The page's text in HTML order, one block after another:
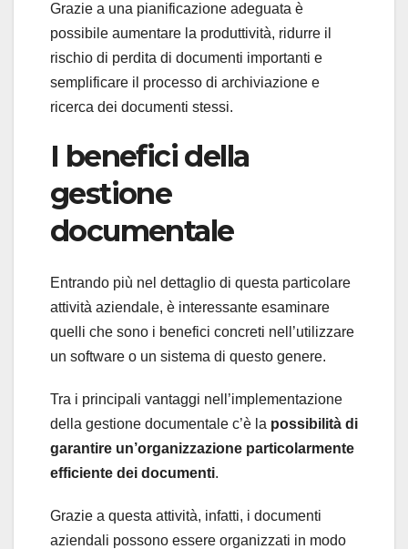
Grazie a una pianificazione adeguata è
possibile aumentare la produttività, ridurre il
rischio di perdita di documenti importanti e
semplificare il processo di archiviazione e
ricerca dei documenti stessi.
I benefici della
gestione
documentale
Entrando più nel dettaglio di questa particolare
attività aziendale, è interessante esaminare
quelli che sono i benefici concreti nell’utilizzare
un software o un sistema di questo genere.
Tra i principali vantaggi nell’implementazione
della gestione documentale c’è la possibilità di
garantire un’organizzazione particolarmente
efficiente dei documenti.
Grazie a questa attività, infatti, i documenti
aziendali possono essere organizzati in modo